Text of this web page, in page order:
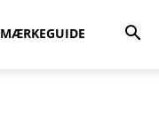
MÆRKEGUIDE